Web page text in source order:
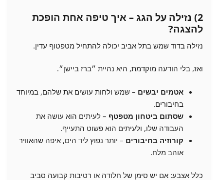
2) נזילה על הגג – איך טיפה אחת הופכת
להצגה?
נזילה בדוד שמש בתל אביב יכולה להתחיל מטפטוף עדין.
ואז, בלי הודעה מוקדמת, היא נהיית ״ברז ביישן״.
אטמים יבשים – שמש ולחות עושים את שלהם, במיוחד
בחיבורים.
שסתום ביטחון מטפטף – לעיתים הוא עושה את
העבודה שלו, ולעיתים הוא פשוט התעייף.
קורוזיה בחיבורים – יותר נפוץ ליד הים, איפה שהאוויר
אוהב מלח.
כלל אצבע: אם יש סימן של חלודה או רטיבות קבועה סביב